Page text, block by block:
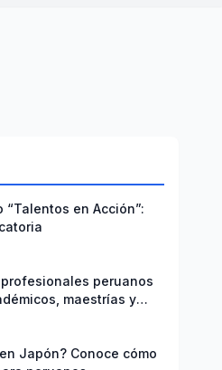
en Acción”:
peruanos
maestrías y
Japón? Conoce cómo